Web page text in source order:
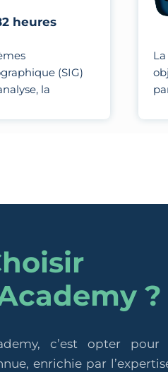
heures
(SIG)
la
à l'aide
?
c’est opter pour
enrichie par